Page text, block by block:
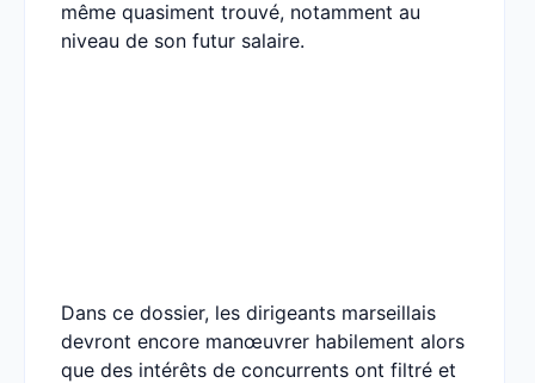
même quasiment trouvé, notamment au
niveau de son futur salaire.
Dans ce dossier, les dirigeants marseillais
devront encore manœuvrer habilement alors
que des intérêts de concurrents ont filtré et